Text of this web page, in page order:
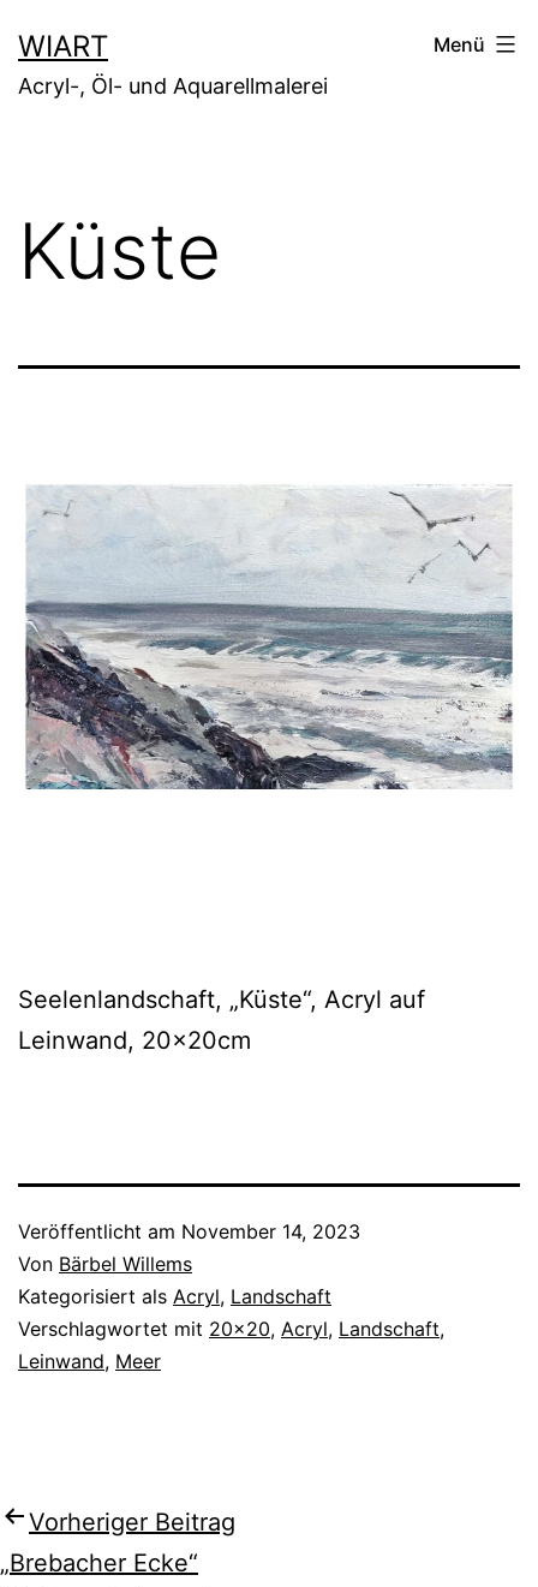
Inhalt
springen
WIART
Acryl-, Öl- und Aquarellmalerei
Menü
Küste
Seelenlandschaft, „Küste“, Acryl auf
Leinwand, 20x20cm
Veröffentlicht am November 14, 2023
Von Bärbel Willems
Kategorisiert als Acryl, Landschaft
Verschlagwortet mit 20x20, Acryl, Landschaft,
Leinwand, Meer
Beitragsnavigation
Vorheriger Beitrag
„Brebacher Ecke“